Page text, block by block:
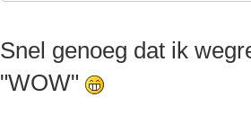
Snel genoeg dat ik
"WOW"